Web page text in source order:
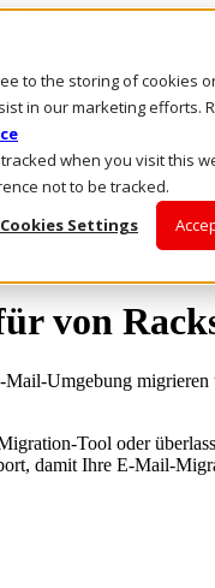
to the storing of cookies
in our marketing efforts.
when you visit this
not to be tracked.
Cookies Settings
Experts
Mail-Migration
von
Mail-Umgebung
Tool oder
damit Ihre E-Mail-